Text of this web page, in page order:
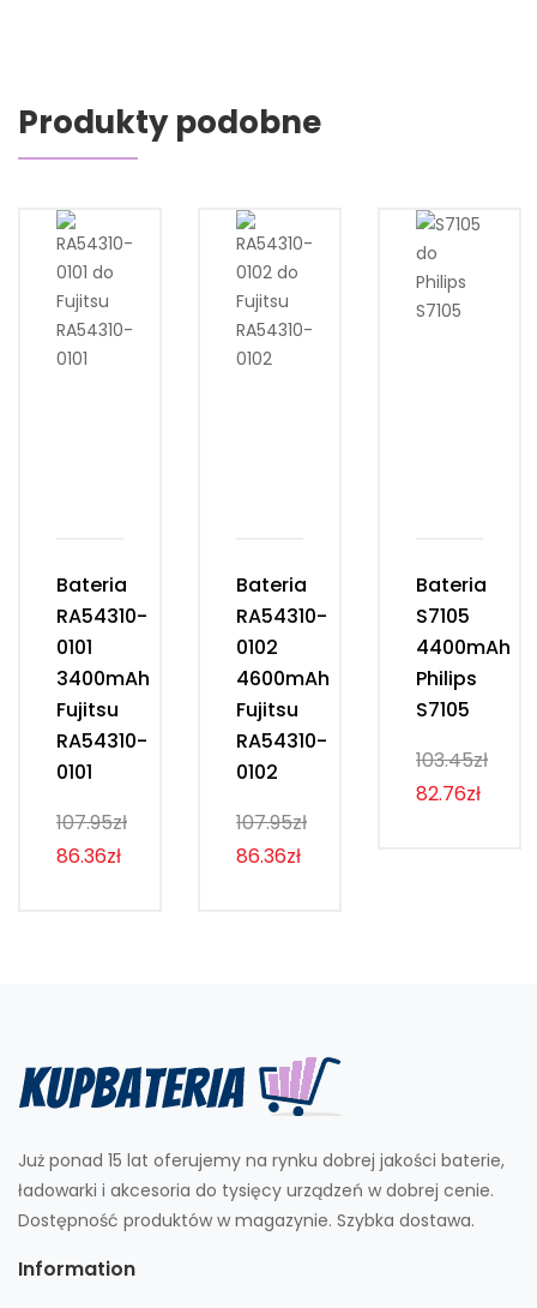
Produkty podobne
Bateria
RA54310-
0101
3400mAh
Fujitsu
RA54310-
0101
107.95zł
86.36zł
Bateria
RA54310-
0102
4600mAh
Fujitsu
RA54310-
0102
107.95zł
86.36zł
Bateria
S7105
4400mAh
Philips
S7105
103.45zł
82.76zł
Już ponad 15 lat oferujemy na rynku dobrej jakości baterie,
ładowarki i akcesoria do tysięcy urządzeń w dobrej cenie.
Dostępność produktów w magazynie. Szybka dostawa.
Information